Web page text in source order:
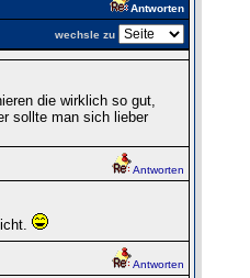
Antworten
wechsle zu
die wirklich so gut,
sollte man sich lieber
Antworten
Antworten